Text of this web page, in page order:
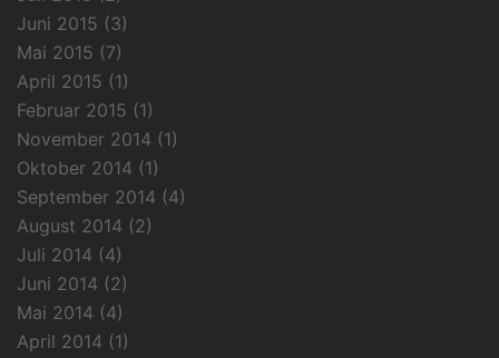
Juni 2015 (3)
Mai 2015 (7)
April 2015 (1)
Februar 2015 (1)
November 2014 (1)
Oktober 2014 (1)
September 2014 (4)
August 2014 (2)
Juli 2014 (4)
Juni 2014 (2)
Mai 2014 (4)
April 2014 (1)